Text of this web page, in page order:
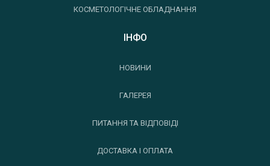
КОСМЕТОЛОГІЧНЕ ОБЛАДНАННЯ
ІНФО
НОВИНИ
ГАЛЕРЕЯ
ПИТАННЯ ТА ВІДПОВІДІ
ДОСТАВКА І ОПЛАТА